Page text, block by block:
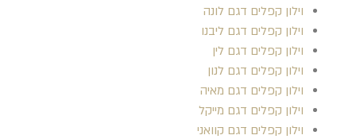
וילון קפלים דגם לונה
וילון קפלים דגם ליבנו
וילון קפלים דגם לין
וילון קפלים דגם לנון
וילון קפלים דגם מאיה
וילון קפלים דגם מייקל
וילון קפלים דגם קוואני